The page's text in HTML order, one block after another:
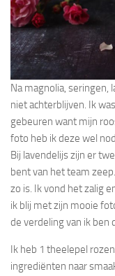
Na magnolia, seringen,
niet achterblijven. Ik
gebeuren want mijn
foto heb ik deze wel
Bij lavendelijs zijn er
bent van het team
zo is. Ik vond het zalig
ik blij met zijn mooie
de verdeling van ik ben
Ik heb 1 theelepel
ingrediënten naar